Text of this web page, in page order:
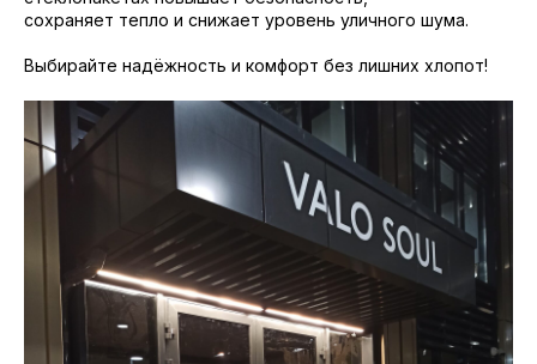
сохраняет тепло и снижает уровень уличного шума.
Выбирайте надёжность и комфорт без лишних хлопот!